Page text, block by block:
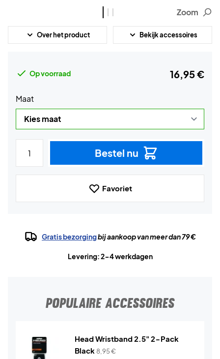
Zoom
Over het product Bekijk accessoires
Op voorraad 16,95 €
Maat
Bestel nu
Favoriet
Gratis bezorgingbij aankoop van meer dan 79 €
Levering: 2-4 werkdagen
POPULAIRE ACCESSOIRES
Head Wristband 2.5" 2-Pack
Black 8,95€